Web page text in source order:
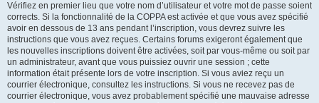
Vérifiez en premier lieu que votre nom d’utilisateur et votre mot de passe soient
corrects. Si la fonctionnalité de la COPPA est activée et que vous avez spécifié
avoir en dessous de 13 ans pendant l’inscription, vous devrez suivre les
instructions que vous avez reçues. Certains forums exigeront également que
les nouvelles inscriptions doivent être activées, soit par vous-même ou soit par
un administrateur, avant que vous puissiez ouvrir une session ; cette
information était présente lors de votre inscription. Si vous aviez reçu un
courrier électronique, consultez les instructions. Si vous ne recevez pas de
courrier électronique, vous avez probablement spécifié une mauvaise adresse